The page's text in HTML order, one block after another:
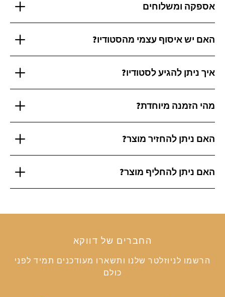
אספקה ומשלוחים
האם יש איסוף עצמי מהסטודיו?
איך ניתן להגיע לסטודיו?
מהי הזמנה מיוחדת?
האם ניתן להחזיר מוצר?
האם ניתן להחליף מוצר?
החברים של דווקא
הרשמו לניוזלטר שלנו ותשארו מעודכנים תמיד לפני
כולם